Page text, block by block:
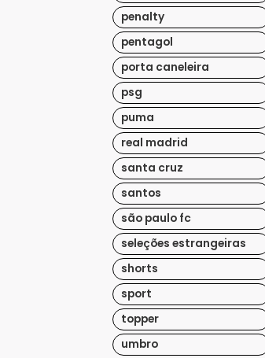
penalty
pentagol
porta caneleira
psg
puma
real madrid
santa cruz
santos
são paulo fc
seleções estrangeiras
shorts
sport
topper
umbro